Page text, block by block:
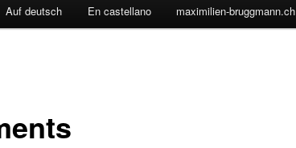
Auf deutsch En castellano maximilien-bruggmann.ch